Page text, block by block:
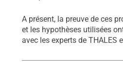
A présent, la preuve de ces
et les hypothèses utilisées
avec les experts de THALES